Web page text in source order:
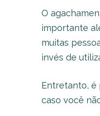
O
importante
muitas
invés de
Entretanto, é
caso você